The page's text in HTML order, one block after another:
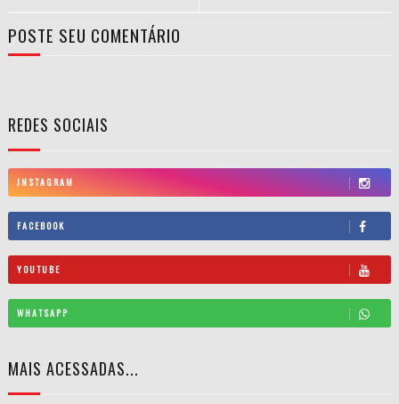
POSTE SEU COMENTÁRIO
REDES SOCIAIS
INSTAGRAM
FACEBOOK
YOUTUBE
WHATSAPP
MAIS ACESSADAS...